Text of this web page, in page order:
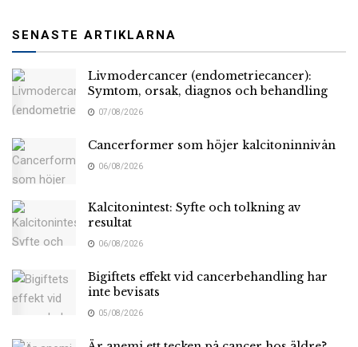
SENASTE ARTIKLARNA
Livmodercancer (endometriecancer):
Symtom, orsak, diagnos och behandling
07/08/2026
Cancerformer som höjer kalcitoninnivån
06/08/2026
Kalcitonintest: Syfte och tolkning av
resultat
06/08/2026
Bigiftets effekt vid cancerbehandling har
inte bevisats
05/08/2026